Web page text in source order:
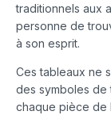
traditionnels aux
personne de
à son esprit.
Ces tableaux ne
des symboles de
chaque pièce de